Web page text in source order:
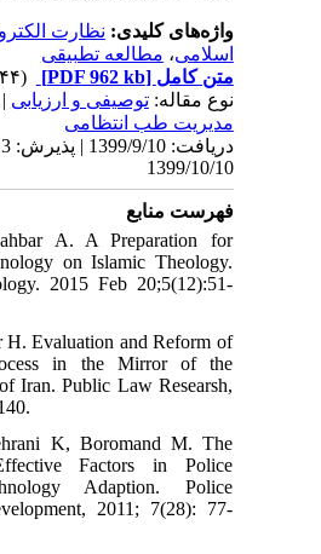
واژه‌های کلیدی:نظارت
اسلامی،مطالعه تطبیقی
متن کامل[PDF 962 kb]
نوع مقاله:توصيفی و ارزيابی|
مدیریت طب انتظامی
1399/10/10
فهرست منابع
A. A Preparation for
on Islamic Theology.
2015 Feb 20;5(12):51-
H. Evaluation and Reform of
in the Mirror of the
of Iran. Public Law Researsh,
K, Boromand M. The
Factors in Police
Adaption. Police
2011; 7(28): 77-